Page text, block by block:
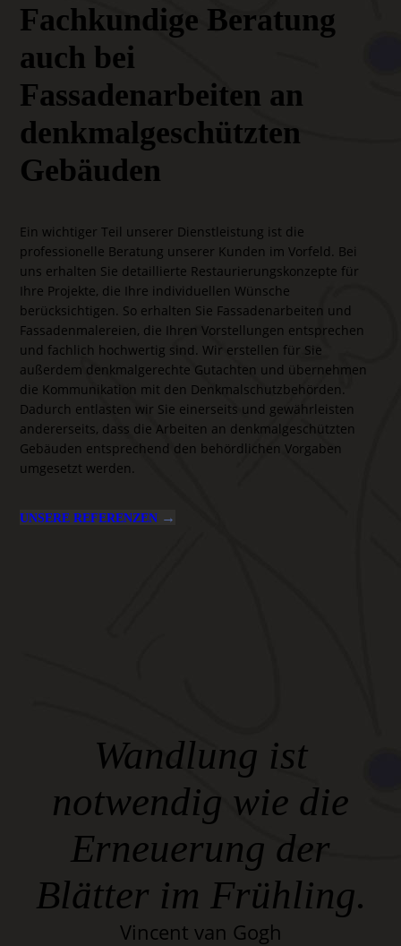
Fachkundige Beratung
auch bei
Fassadenarbeiten an
denkmalgeschützten
Gebäuden
Ein wichtiger Teil unserer Dienstleistung ist die
professionelle Beratung unserer Kunden im Vorfeld. Bei
uns erhalten Sie detaillierte Restaurierungskonzepte für
Ihre Projekte, die Ihre individuellen Wünsche
berücksichtigen. So erhalten Sie Fassadenarbeiten und
Fassadenmalereien, die Ihren Vorstellungen entsprechen
und fachlich hochwertig sind.Wir erstellen für Sie
außerdem denkmalgerechte Gutachten und übernehmen
die Kommunikation mit den Denkmalschutzbehörden.
Dadurch entlasten wir Sie einerseits und gewährleisten
andererseits, dass die Arbeiten an denkmalgeschützten
Gebäuden entsprechend den behördlichen Vorgaben
umgesetzt werden.
UNSERE REFERENZEN →
Wandlung ist
notwendig wie die
Erneuerung der
Blätter im Frühling.
Vincent van Gogh